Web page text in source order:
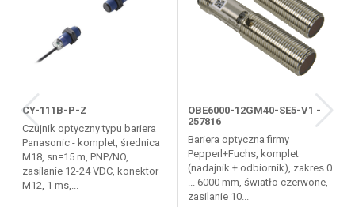
CY-111B-P-Z
Czujnik optyczny typu bariera
Panasonic - komplet, średnica
M18, sn=15 m, PNP/NO,
zasilanie 12-24 VDC, konektor
M12, 1 ms,...
OBE6000-12GM40-SE5-V1 -
257816
Bariera optyczna firmy
Pepperl+Fuchs, komplet
(nadajnik + odbiornik), zakres 0
... 6000 mm, światło czerwone,
zasilanie 10...